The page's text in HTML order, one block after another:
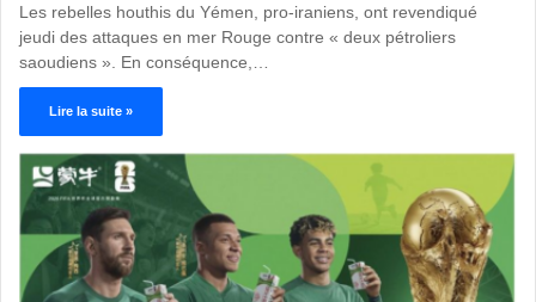
Les rebelles houthis du Yémen, pro-iraniens, ont revendiqué
jeudi des attaques en mer Rouge contre « deux pétroliers
saoudiens ». En conséquence,…
Lire la suite »